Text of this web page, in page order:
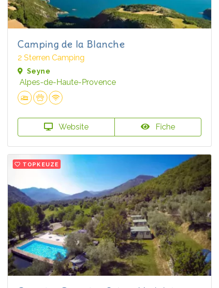
Camping de la Blanche
2 Sterren Camping
Seyne
Alpes-de-Haute-Provence
Website Fiche
TOPKEUZE